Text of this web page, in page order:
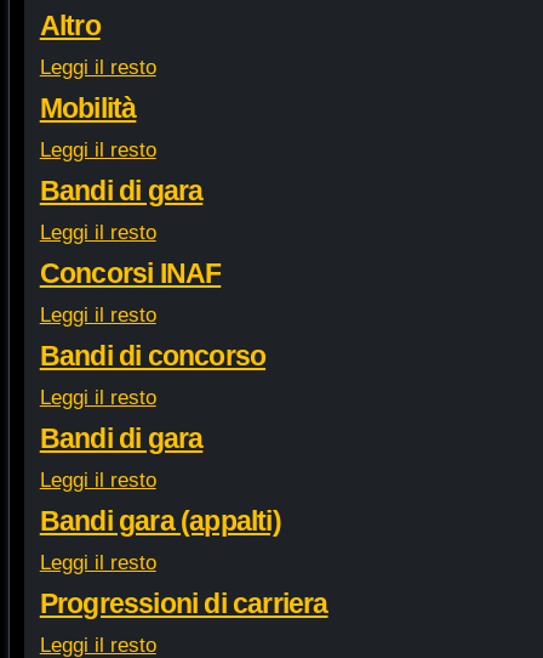
Altro
Leggi il resto
Mobilità
Leggi il resto
Bandi di gara
Leggi il resto
Concorsi INAF
Leggi il resto
Bandi di concorso
Leggi il resto
Bandi di gara
Leggi il resto
Bandi gara (appalti)
Leggi il resto
Progressioni di carriera
Leggi il resto